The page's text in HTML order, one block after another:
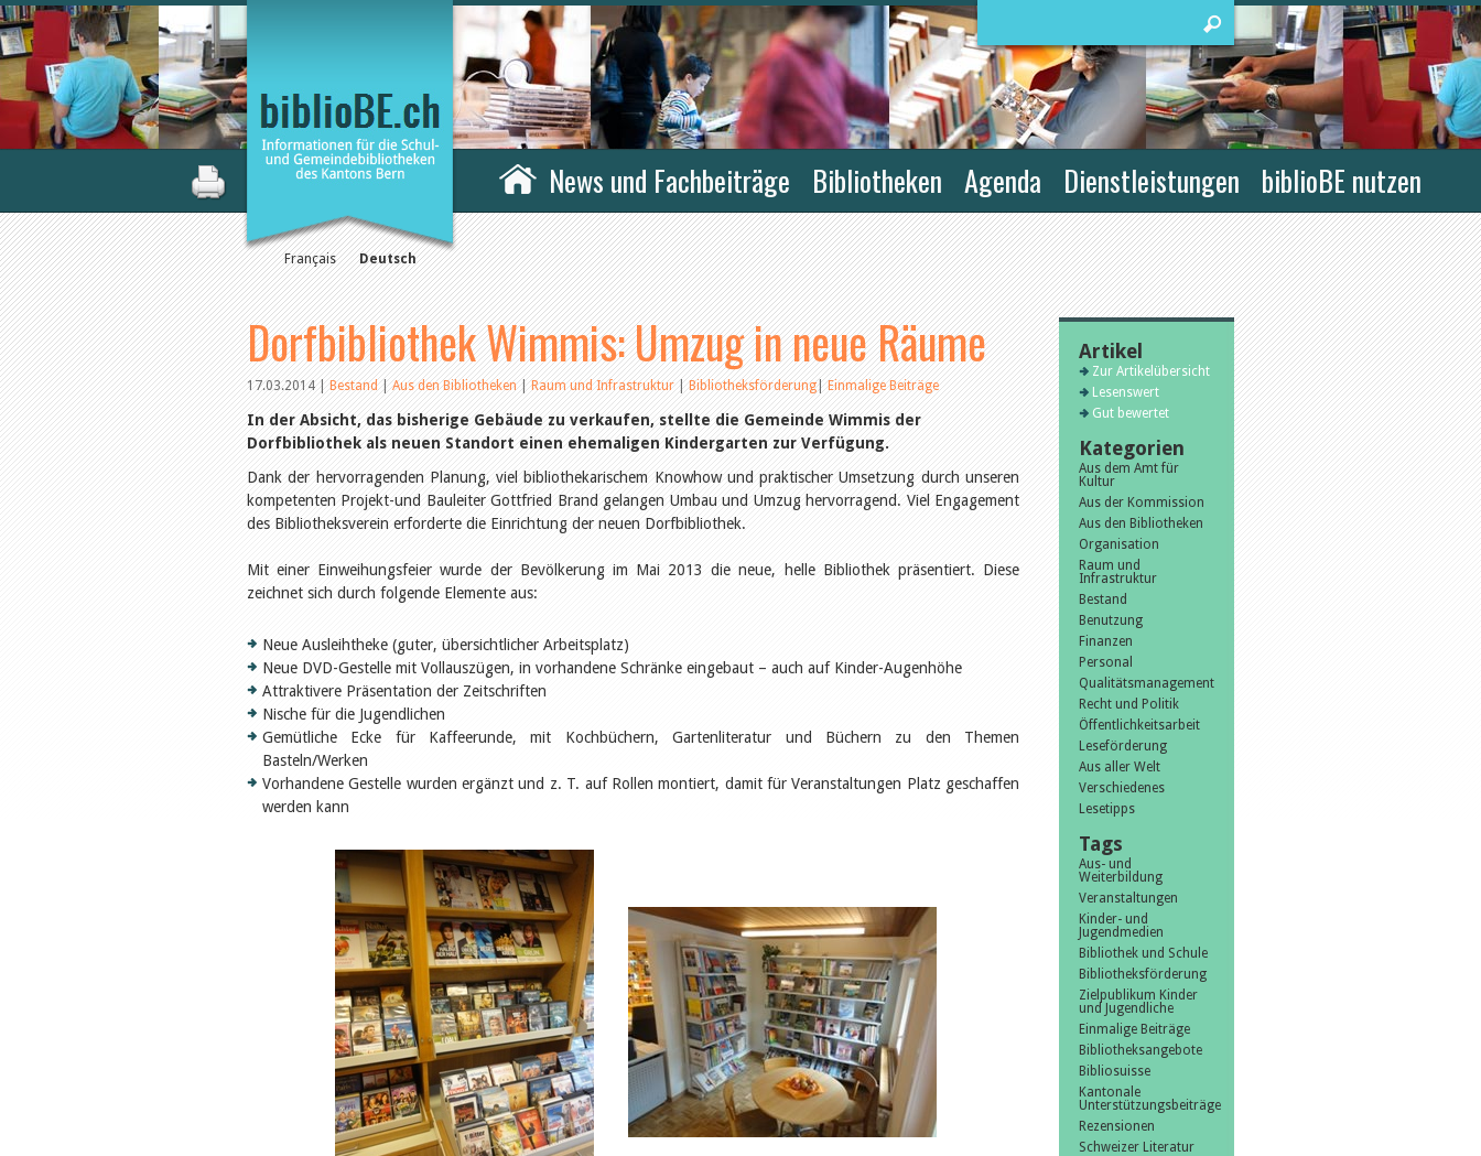
Français Deutsch
News und Fachbeiträge Bibliotheken Agenda Dienstleistungen biblioBE nutzen
Dorfbibliothek Wimmis: Umzug in neue Räume
17.03.2014|Bestand|Aus den Bibliotheken|Raum und Infrastruktur|Bibliotheksförderung|Einmalige Beiträge
In der Absicht, das bisherige Gebäude zu verkaufen, stellte die Gemeinde Wimmis der
Dorfbibliothek als neuen Standort einen ehemaligen Kindergarten zur Verfügung.
Dank der hervorragenden Planung, viel bibliothekarischem Knowhow und praktischer Umsetzung durch unseren
kompetenten Projekt-und Bauleiter Gottfried Brand gelangen Umbau und Umzug hervorragend. Viel Engagement
des Bibliotheksverein erforderte die Einrichtung der neuen Dorfbibliothek.
Mit einer Einweihungsfeier wurde der Bevölkerung im Mai 2013 die neue, helle Bibliothek präsentiert. Diese
zeichnet sich durch folgende Elemente aus:
Neue Ausleihtheke (guter, übersichtlicher Arbeitsplatz)
Neue DVD-Gestelle mit Vollauszügen, in vorhandene Schränke eingebaut – auch auf Kinder-Augenhöhe
Attraktivere Präsentation der Zeitschriften
Nische für die Jugendlichen
Gemütliche Ecke für Kaffeerunde, mit Kochbüchern, Gartenliteratur und Büchern zu den Themen
Basteln/Werken
Vorhandene Gestelle wurden ergänzt und z. T. auf Rollen montiert, damit für Veranstaltungen Platz geschaffen
werden kann
Artikel
Zur Artikelübersicht
Lesenswert
Gut bewertet
Kategorien
Aus dem Amt für
Kultur
Aus der Kommission
Aus den Bibliotheken
Organisation
Raum und
Infrastruktur
Bestand
Benutzung
Finanzen
Personal
Qualitätsmanagement
Recht und Politik
Öffentlichkeitsarbeit
Leseförderung
Aus aller Welt
Verschiedenes
Lesetipps
Tags
Aus- und
Weiterbildung
Veranstaltungen
Kinder- und
Jugendmedien
Bibliothek und Schule
Bibliotheksförderung
Zielpublikum Kinder
und Jugendliche
Einmalige Beiträge
Bibliotheksangebote
Bibliosuisse
Kantonale
Unterstützungsbeiträge
Rezensionen
Schweizer Literatur